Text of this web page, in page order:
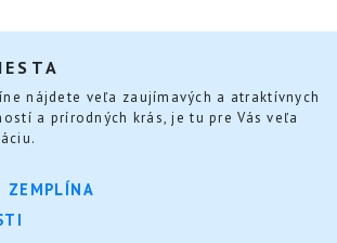
nájdete veľa zaujímavých a atraktívnych
a prírodných krás, je tu pre Vás veľa
ZEMPLÍNA